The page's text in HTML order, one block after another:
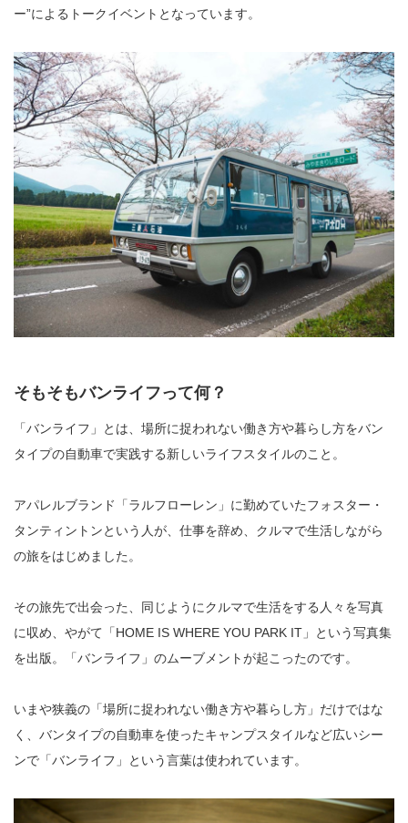
ー”によるトークイベントとなっています。
そもそもバンライフって何？
「バンライフ」とは、場所に捉われない働き方や暮らし方をバン
タイプの自動車で実践する新しいライフスタイルのこと。
アパレルブランド「ラルフローレン」に勤めていたフォスター・
タンティントンという人が、仕事を辞め、クルマで生活しながら
の旅をはじめました。
その旅先で出会った、同じようにクルマで生活をする人々を写真
に収め、やがて「HOME IS WHERE YOU PARK IT」という写真集
を出版。「バンライフ」のムーブメントが起こったのです。
いまや狭義の「場所に捉われない働き方や暮らし方」だけではな
く、バンタイプの自動車を使ったキャンプスタイルなど広いシー
ンで「バンライフ」という言葉は使われています。